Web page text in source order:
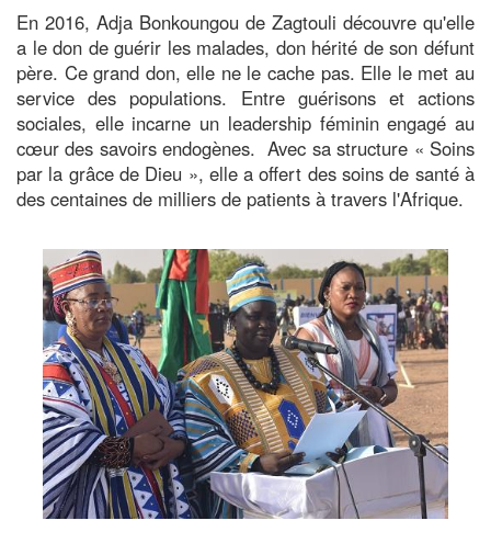
En 2016, Adja Bonkoungou de Zagtouli découvre qu'elle
a le don de guérir les malades, don hérité de son défunt
père. Ce grand don, elle ne le cache pas. Elle le met au
service des populations. Entre guérisons et actions
sociales, elle incarne un leadership féminin engagé au
cœur des savoirs endogènes. Avec sa structure « Soins
par la grâce de Dieu », elle a offert des soins de santé à
des centaines de milliers de patients à travers l'Afrique.
Image